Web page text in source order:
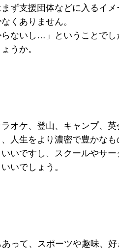
ず支援団体などに入るイ
くありません。
らないし…」ということで
うか。
オケ、登山、キャンプ、
人生をより濃密で豊かなも
いですし、スクールやサー
いでしょう。
って、スポーツや趣味、